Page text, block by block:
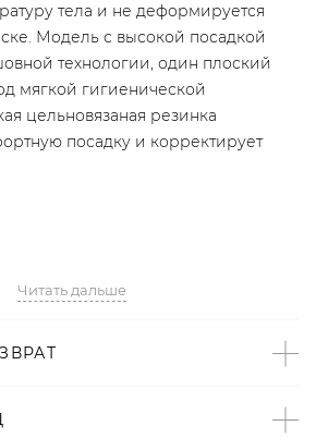
тела и не деформируется
Модель с высокой посадкой
технологии, один плоский
мягкой гигиенической
цельновязаная резинка
посадку и корректирует
Россия;
Читать дальше